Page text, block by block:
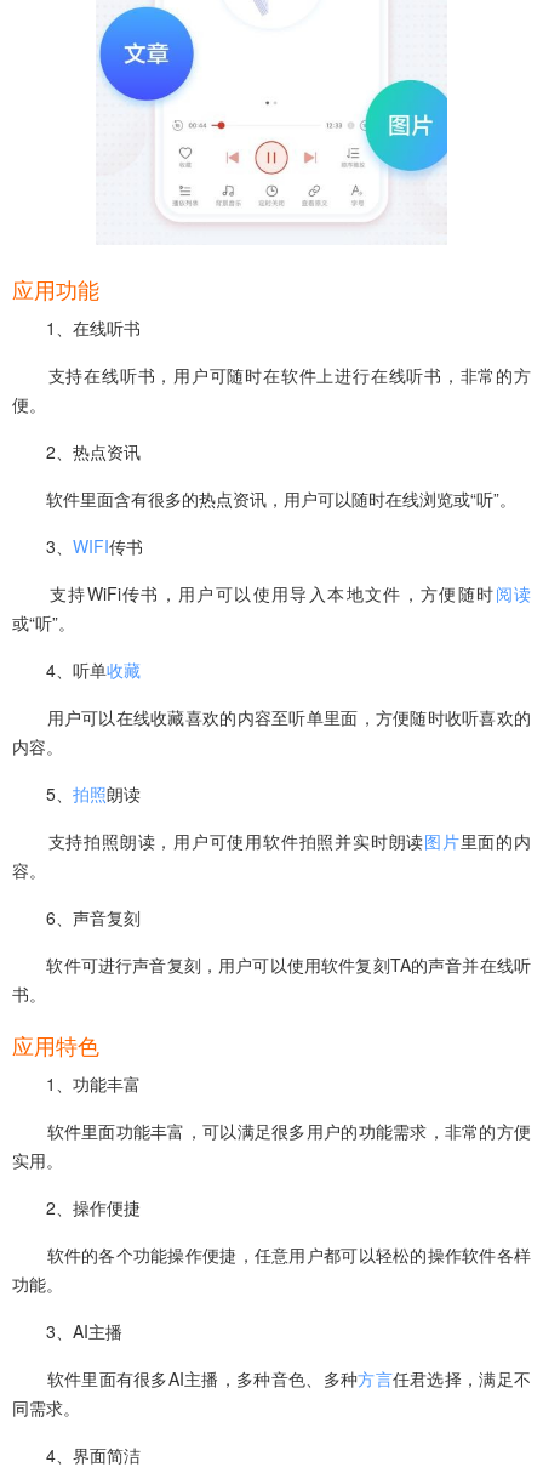
应用功能
1、在线听书
支持在线听书，用户可随时在软件上进行在线听书，非常的方
便。
2、热点资讯
软件里面含有很多的热点资讯，用户可以随时在线浏览或“听”。
3、 WIFI传书
支持WiFi传书，用户可以使用导入本地文件，方便随时阅读
或“听”。
4、听单收藏
用户可以在线收藏喜欢的内容至听单里面，方便随时收听喜欢的
内容。
5、 拍照朗读
支持拍照朗读，用户可使用软件拍照并实时朗读图片里面的内
容。
6、声音复刻
软件可进行声音复刻，用户可以使用软件复刻TA的声音并在线听
书。
应用特色
1、功能丰富
软件里面功能丰富，可以满足很多用户的功能需求，非常的方便
实用。
2、操作便捷
软件的各个功能操作便捷，任意用户都可以轻松的操作软件各样
功能。
3、AI主播
软件里面有很多AI主播，多种音色、多种方言任君选择，满足不
同需求。
4、界面简洁